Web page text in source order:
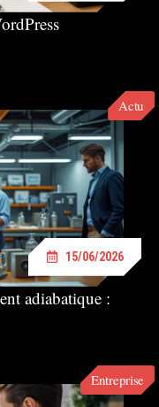
Actu
15/06/2026
adiabatique :
Entreprise